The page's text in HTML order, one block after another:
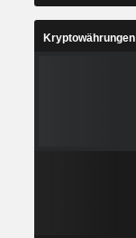
Kryptowährungen